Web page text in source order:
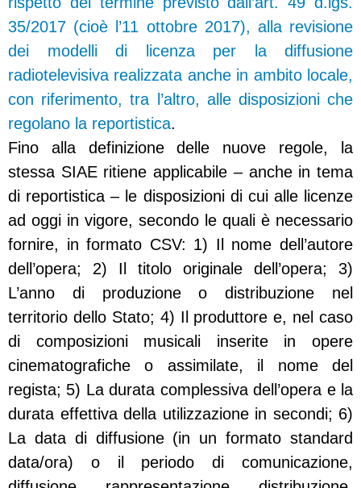
35/2017 (cioè l’11 ottobre 2017), alla revisione
dei modelli di licenza per la diffusione
radiotelevisiva realizzata anche in ambito locale,
con riferimento, tra l’altro, alle disposizioni che
regolano la reportistica.
Fino alla definizione delle nuove regole, la
stessa SIAE ritiene applicabile – anche in tema
di reportistica – le disposizioni di cui alle licenze
ad oggi in vigore, secondo le quali è necessario
fornire, in formato CSV: 1) Il nome dell’autore
dell’opera; 2) Il titolo originale dell’opera; 3)
L’anno di produzione o distribuzione nel
territorio dello Stato; 4) Il produttore e, nel caso
di composizioni musicali inserite in opere
cinematografiche o assimilate, il nome del
regista; 5) La durata complessiva dell’opera e la
durata effettiva della utilizzazione in secondi; 6)
La data di diffusione (in un formato standard
data/ora) o il periodo di comunicazione,